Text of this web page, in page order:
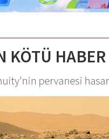
KÖTÜ HABER
pervanesi